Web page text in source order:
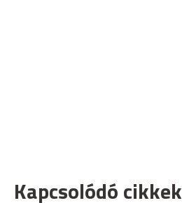
Kapcsolódó cikkek